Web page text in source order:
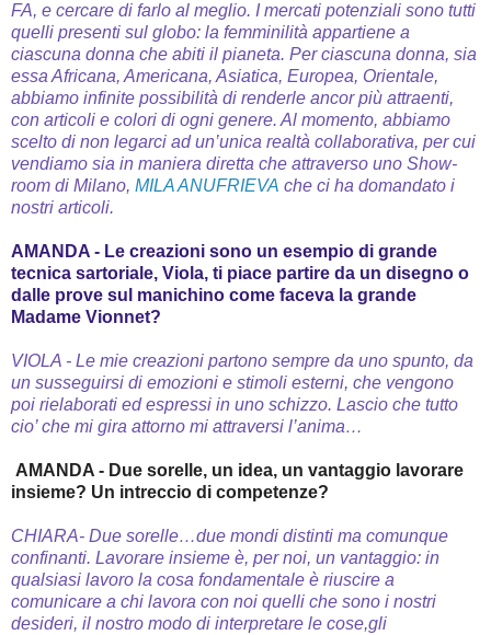
FA, e cercare di farlo al meglio. I mercati potenziali sono tutti
quelli presenti sul globo: la femminilità appartiene a
ciascuna donna che abiti il pianeta. Per ciascuna donna, sia
essa Africana, Americana, Asiatica, Europea, Orientale,
abbiamo infinite possibilità di renderle ancor più attraenti,
con articoli e colori di ogni genere. Al momento, abbiamo
scelto di non legarci ad un’unica realtà collaborativa, per cui
vendiamo sia in maniera diretta che attraverso uno Show-
room di Milano, MILA ANUFRIEVA che ci ha domandato i
nostri articoli.
AMANDA - Le creazioni sono un esempio di grande
tecnica sartoriale, Viola, ti piace partire da un disegno o
dalle prove sul manichino come faceva la grande
Madame Vionnet?
VIOLA - Le mie creazioni partono sempre da uno spunto, da
un susseguirsi di emozioni e stimoli esterni, che vengono
poi rielaborati ed espressi in uno schizzo. Lascio che tutto
cio’ che mi gira attorno mi attraversi l’anima…
AMANDA - Due sorelle, un idea, un vantaggio lavorare
insieme? Un intreccio di competenze?
CHIARA- Due sorelle…due mondi distinti ma comunque
confinanti. Lavorare insieme è, per noi, un vantaggio: in
qualsiasi lavoro la cosa fondamentale è riuscire a
comunicare a chi lavora con noi quelli che sono i nostri
desideri, il nostro modo di interpretare le cose,gli